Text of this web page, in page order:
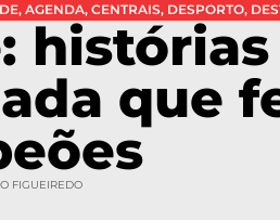
, AGENDA, CENTRAIS, DESPORTO,
que
FIGUEIREDO